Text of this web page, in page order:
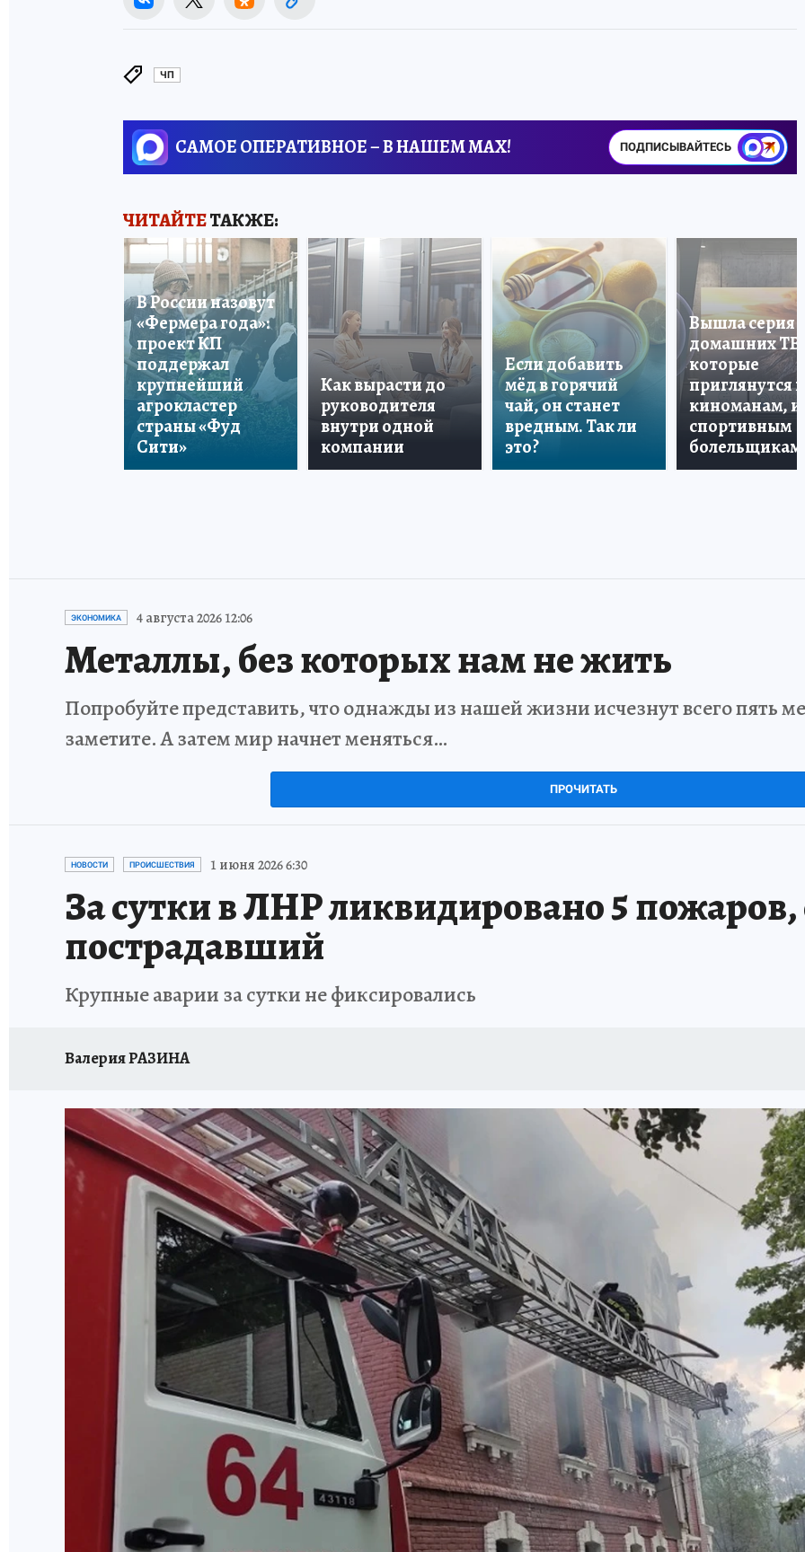
ЧП
САМОЕ ОПЕРАТИВНОЕ – В НАШЕМ MAX! ПОДПИСЫВАЙТЕСЬ
ЧИТАЙТЕТАКЖЕ:
В России назовут
«Фермера года»:
проект КП
поддержал
крупнейший
агрокластер
страны «Фуд
Сити»
Как вырасти до
руководителя
внутри одной
компании
Если добавить
мёд в горячий
чай, он станет
вредным. Так ли
это?
Вышла серия
домашних ТВ,
которые
приглянутся и
киноманам, и
спортивным
болельщикам
ЭКОНОМИКА 4 августа 2026 12:06
Металлы, без которых нам не жить
Попробуйте представить, что однажды из нашей жизни исчезнут всего пять
заметите. А затем мир начнет меняться…
ПРОЧИТАТЬ
НОВОСТИ ПРОИСШЕСТВИЯ 1 июня 2026 6:30
За сутки в ЛНР ликвидировано 5 пожаров,
пострадавший
Крупные аварии за сутки не фиксировались
Валерия РАЗИНА